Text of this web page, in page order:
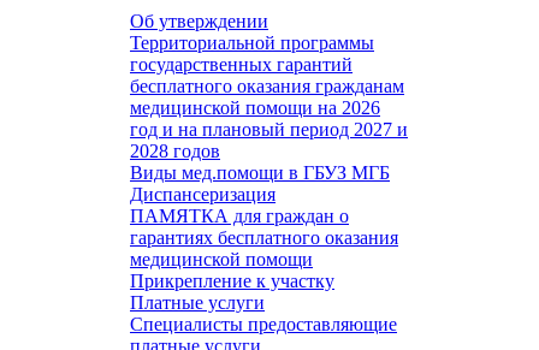
Об утверждении
Территориальной программы
государственных гарантий
бесплатного оказания гражданам
медицинской помощи на 2026
год и на плановый период 2027 и
2028 годов
Виды мед.помощи в ГБУЗ МГБ
Диспансеризация
ПАМЯТКА для граждан о
гарантиях бесплатного оказания
медицинской помощи
Прикрепление к участку
Платные услуги
Специалисты предоставляющие
платные услуги